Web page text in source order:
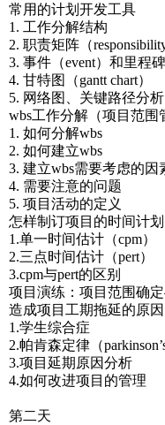
常用的计划开发工具
1. 工作分解结构
2. 职责矩阵（
3. 事件（event）和里程碑
4. 甘特图（gantt chart）
5. 网络图、关键路径分
wbs工作分解（项目范围
1. 如何分解wbs
2. 如何建立wbs
3. 建立wbs需要考虑的因
4. 需要注意的问题
5. 项目活动的定义
怎样制订项目的时间计划
1.单一时间估计（cpm）
2.三点时间估计（pert）
3.cpm与pert的区别
项目演练：项目范围确
造成项目工期拖延的原因
1.学生综合症
2.帕肯森定律（
3.项目延期原因分析
4.如何改进项目的管理
第二天